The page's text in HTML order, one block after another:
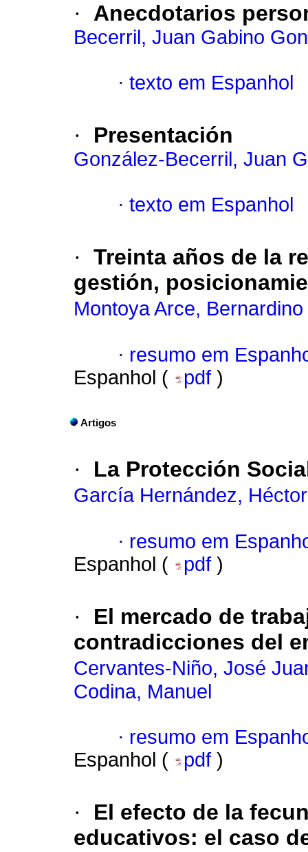
· Anecdotarios
Becerril, Juan Gabino
· texto em Espanhol
· Presentación
González-Becerril, Juan
· texto em Espanhol
· Treinta años de la
gestión,
Montoya Arce,
· resumo em
Espanhol (
pdf )
Artigos
· La Protección
García Hernández, Héctor
· resumo em
Espanhol (
pdf )
·
El mercado de
contradicciones del
Cervantes-Niño, José
Codina, Manuel
· resumo em
Espanhol (
pdf )
·
El efecto de la
educativos: el caso